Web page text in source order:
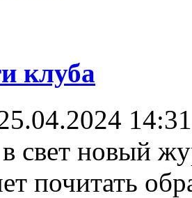
клуба
14:31
свет новый
почитать